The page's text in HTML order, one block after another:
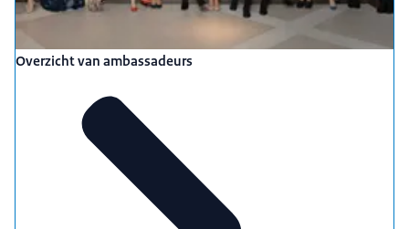
Overzicht van ambassadeurs